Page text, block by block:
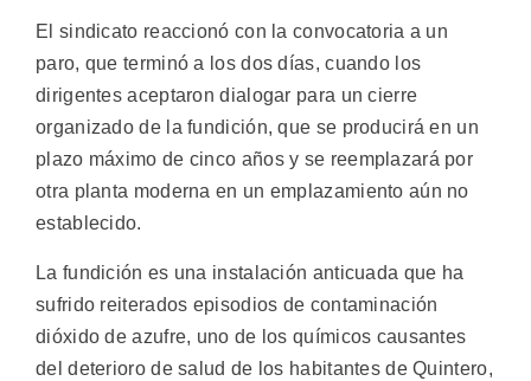
El sindicato reaccionó con la convocatoria a un
paro, que terminó a los dos días, cuando los
dirigentes aceptaron dialogar para un cierre
organizado de la fundición, que se producirá en un
plazo máximo de cinco años y se reemplazará por
otra planta moderna en un emplazamiento aún no
establecido.
La fundición es una instalación anticuada que ha
sufrido reiterados episodios de contaminación
dióxido de azufre, uno de los químicos causantes
del deterioro de salud de los habitantes de Quintero,